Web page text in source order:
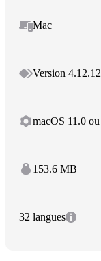
Mac
Version 4.12.12
macOS 11.0
153.6 MB
32 langues